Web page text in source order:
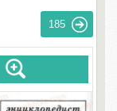
185